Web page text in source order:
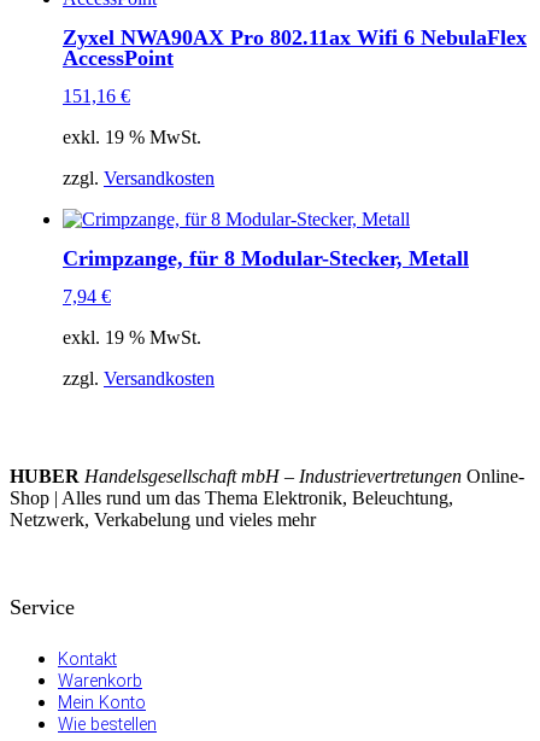
Zyxel NWA90AX Pro 802.11ax Wifi 6 NebulaFlex
AccessPoint
151,16 €
exkl. 19 % MwSt.
zzgl. Versandkosten
Crimpzange, für 8 Modular-Stecker, Metall
7,94 €
exkl. 19 % MwSt.
zzgl. Versandkosten
HUBER Handelsgesellschaft mbH – Industrievertretungen Online-
Shop | Alles rund um das Thema Elektronik, Beleuchtung,
Netzwerk, Verkabelung und vieles mehr
Service
Kontakt
Warenkorb
Mein Konto
Wie bestellen